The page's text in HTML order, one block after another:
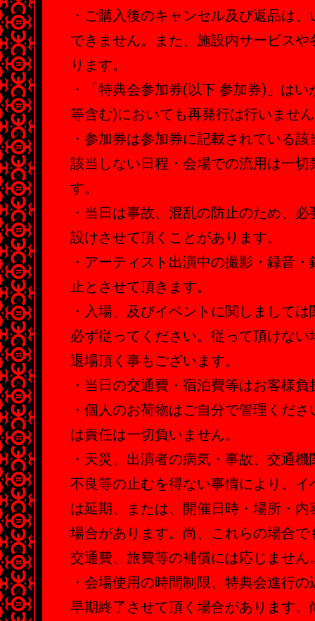
・ご購入後のキャンセル及び返品は
できません。また、施設内サービス
ります。
・「特典会参加券(以下 参加券)」は
等含む)においても再発行は行いませ
・参加券は参加券に記載されている
該当しない日程・会場での流用は一
す。
・当日は事故、混乱の防止のため、
設けさせて頂くことがあります。
・アーティスト出演中の撮影・録音
止とさせて頂きます。
・入場、及びイベントに関しまして
必ず従ってください。従って頂けな
退場頂く事もございます。
・当日の交通費・宿泊費等はお客様
・個人のお荷物はご自分で管理くだ
は責任は一切負いません。
・天災、出演者の病気・事故、交通
不良等の止むを得ない事情により、
は延期、または、開催日時・場所・
場合があります。尚、これらの場合
交通費、旅費等の補償には応じません
・会場使用の時間制限、特典会進行
早期終了させて頂く場合があります